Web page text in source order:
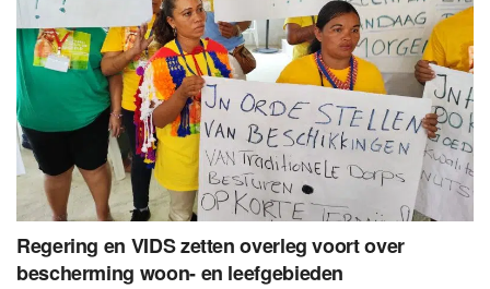
Regering en VIDS zetten overleg voort over
bescherming woon- en leefgebieden